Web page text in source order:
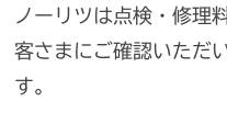
ノーリツは点検・修理
客さまにご確認いただ
す。